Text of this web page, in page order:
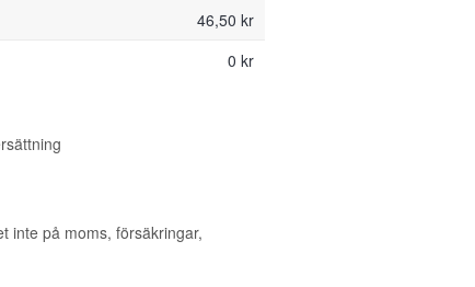
46,50 kr
0 kr
inte på moms, försäkringar,